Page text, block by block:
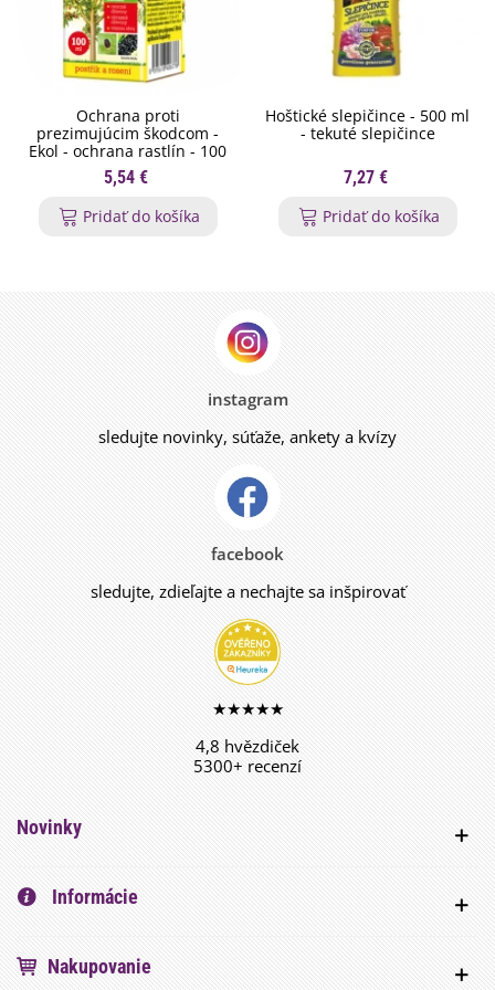
Ochrana proti
prezimujúcim škodcom -
Ekol - ochrana rastlín - 100
ml
5,54 €
Pridať do košíka
Hoštické slepičince - 500 ml
- tekuté slepičince
7,27 €
Pridať do košíka
instagram
sledujte novinky, súťaže, ankety a kvízy
facebook
sledujte, zdieľajte a nechajte sa inšpirovať
★★★★★
4,8 hvězdiček
5300+ recenzí
Novinky
Informácie
Nakupovanie